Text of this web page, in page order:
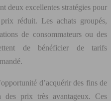
deux excellentes stratégies pour
réduit. Les achats groupés,
de consommateurs ou des
de bénéficier de tarifs
d’acquérir des fins de
prix très avantageux. Ces